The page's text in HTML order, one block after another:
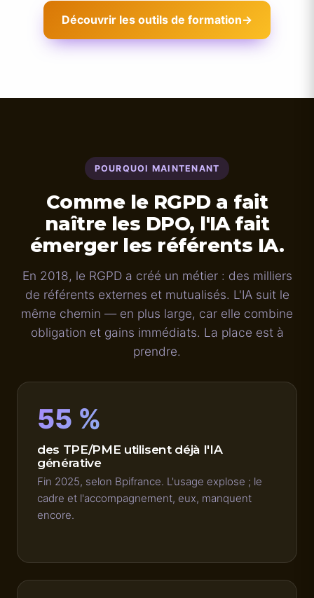
Découvrir les outils de formation→
POURQUOI MAINTENANT
Comme le RGPD a fait
naître les DPO, l'IA fait
émerger les référents IA.
En 2018, le RGPD a créé un métier : des milliers
de référents externes et mutualisés. L'IA suit le
même chemin — en plus large, car elle combine
obligation et gains immédiats. La place est à
prendre.
55 %
des TPE/PME utilisent déjà l'IA
générative
Fin 2025, selon Bpifrance. L'usage explose ; le
cadre et l'accompagnement, eux, manquent
encore.